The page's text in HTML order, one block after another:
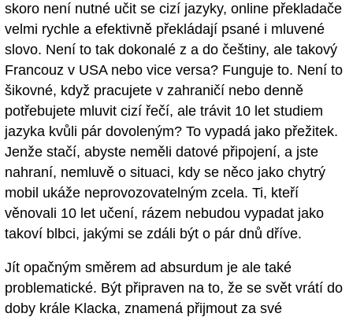
skoro není nutné učit se cizí jazyky, online překladače
velmi rychle a efektivně překládají psané i mluvené
slovo. Není to tak dokonalé z a do češtiny, ale takový
Francouz v USA nebo vice versa? Funguje to. Není to
šikovné, když pracujete v zahraničí nebo denně
potřebujete mluvit cizí řečí, ale trávit 10 let studiem
jazyka kvůli pár dovoleným? To vypadá jako přežitek.
Jenže stačí, abyste neměli datové připojení, a jste
nahraní, nemluvě o situaci, kdy se něco jako chytrý
mobil ukáže neprovozovatelným zcela. Ti, kteří
věnovali 10 let učení, rázem nebudou vypadat jako
takoví blbci, jakými se zdáli být o pár dnů dříve.
Jít opačným směrem ad absurdum je ale také
problematické. Být připraven na to, že se svět vrátí do
doby krále Klacka, znamená přijmout za své